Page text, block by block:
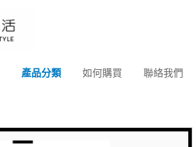
產品分類 如何購買 聯絡我們